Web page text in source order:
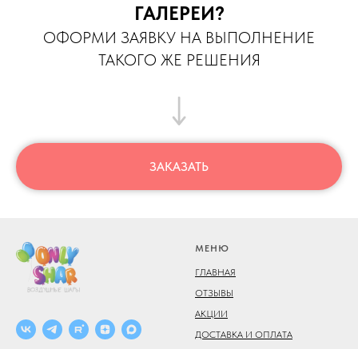
ГАЛЕРЕИ?
ОФОРМИ ЗАЯВКУ НА ВЫПОЛНЕНИЕ
ТАКОГО ЖЕ РЕШЕНИЯ
ЗАКАЗАТЬ
МЕНЮ
ГЛАВНАЯ
ОТЗЫВЫ
АКЦИИ
ДОСТАВКА И ОПЛАТА